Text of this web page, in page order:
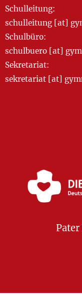
Schulleitung:
schulleitung [at]
Schulbüro:
schulbuero [at]
Sekretariat:
sekretariat [at]